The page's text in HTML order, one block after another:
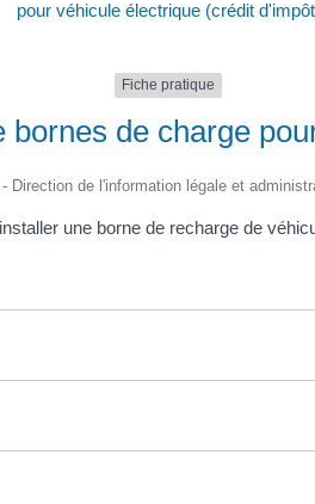
pour véhicule électrique (crédit
Fiche pratique
de charge
Direction de l'information légale et
une borne de recharge de